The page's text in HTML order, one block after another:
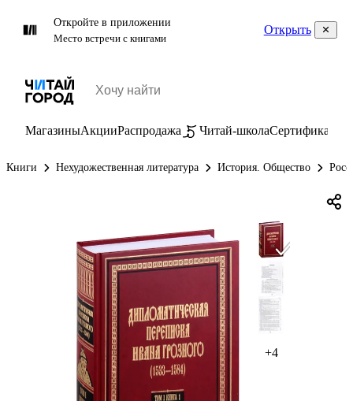
Откройте в приложении
Место встречи с книгами
Открыть
МагазиныАкцииРаспродажа Читай-школаСертификаты
Книги Нехудожественная литература История. Общество
+4